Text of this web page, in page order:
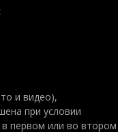
и видео),
при условии
первом или во втором